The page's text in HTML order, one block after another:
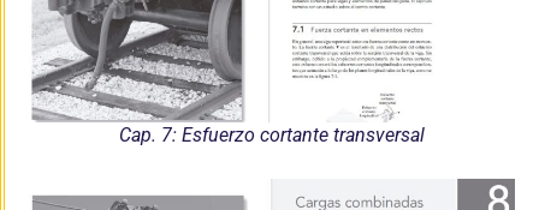
Cap. 7: Esfuerzo cortante transversal